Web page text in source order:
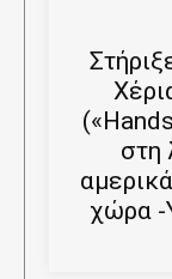
στη
χώρα -